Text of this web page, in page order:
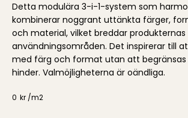
Detta modulära 3-i-1-system som
kombinerar noggrant uttänkta färger,
och material, vilket breddar produkternas
användningsområden. Det inspirerar till
med färg och format utan att begränsas
hinder. Valmöjligheterna är oändliga.
0 kr /m2